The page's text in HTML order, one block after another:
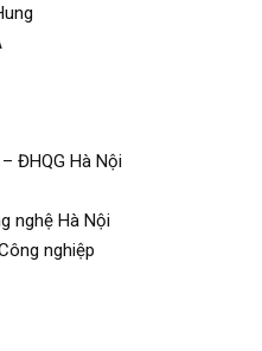
ĐHQG Hà Nội
nghệ Hà Nội
nghiệp